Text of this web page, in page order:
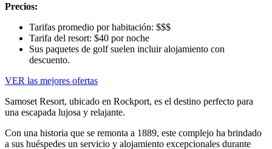
Precios:
Tarifas promedio por habitación: $$$
Tarifa del resort: $40 por noche
Sus paquetes de golf suelen incluir alojamiento con
descuento.
VER las mejores ofertas
Samoset Resort, ubicado en Rockport, es el destino perfecto para
una escapada lujosa y relajante.
Con una historia que se remonta a 1889, este complejo ha brindado
a sus huéspedes un servicio y alojamiento excepcionales durante